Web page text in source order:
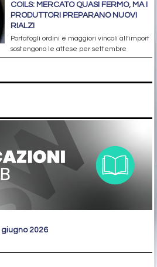
COILS: MERCATO QUASI FERMO, MA I
PRODUTTORI PREPARANO NUOVI
RIALZI
Portafogli ordini e maggiori vincoli all’import
sostengono le attese per settembre
2026